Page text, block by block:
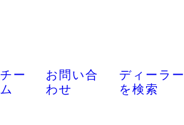
チー
ム
お問い合
わせ
ディーラー
を検索